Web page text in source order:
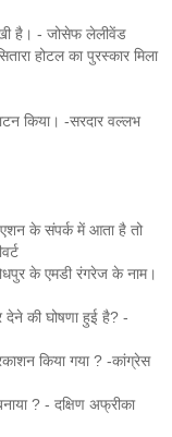
है। - जोसेफ लेलीवेंड
होटल का पुरस्कार मिला
किया। -सरदार वल्लभ
के संपर्क में आता है तो
के एमडी रंगरेज के नाम।
देने की घोषणा हुई है? -
किया गया ? -कांग्रेस
? - दक्षिण अफ्रीका